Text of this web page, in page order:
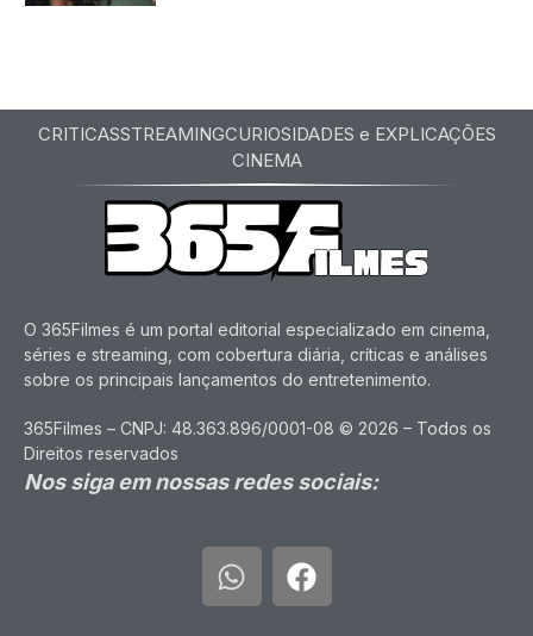
CRITICASSTREAMINGCURIOSIDADES e EXPLICAÇÕES
CINEMA
O 365Filmes é um portal editorial especializado em cinema,
séries e streaming, com cobertura diária, críticas e análises
sobre os principais lançamentos do entretenimento.
365Filmes – CNPJ: 48.363.896/0001-08 © 2026 – Todos os
Direitos reservados
Nos siga em nossas redes sociais: